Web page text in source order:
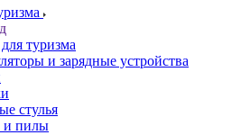
туризма
и зарядные устройства
стулья
и пилы